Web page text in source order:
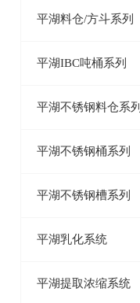
平湖料仓/方斗系列
平湖IBC吨桶系列
平湖不锈钢料仓系列
平湖不锈钢桶系列
平湖不锈钢槽系列
平湖乳化系统
平湖提取浓缩系统